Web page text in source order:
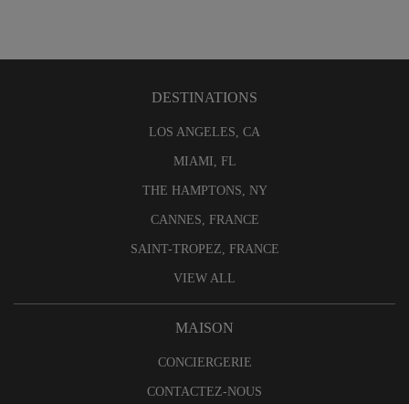
DESTINATIONS
LOS ANGELES, CA
MIAMI, FL
THE HAMPTONS, NY
CANNES, FRANCE
SAINT-TROPEZ, FRANCE
VIEW ALL
MAISON
CONCIERGERIE
CONTACTEZ-NOUS